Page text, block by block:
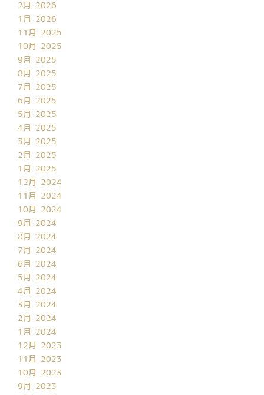
2月 2026
1月 2026
11月 2025
10月 2025
9月 2025
8月 2025
7月 2025
6月 2025
5月 2025
4月 2025
3月 2025
2月 2025
1月 2025
12月 2024
11月 2024
10月 2024
9月 2024
8月 2024
7月 2024
6月 2024
5月 2024
4月 2024
3月 2024
2月 2024
1月 2024
12月 2023
11月 2023
10月 2023
9月 2023